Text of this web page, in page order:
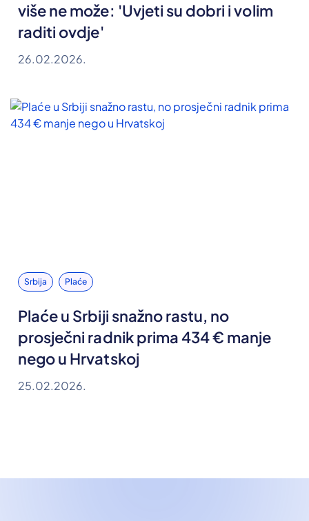
više ne može: 'Uvjeti su dobri i volim
raditi ovdje'
26.02.2026.
Srbija Plaće
Plaće u Srbiji snažno rastu, no
prosječni radnik prima 434 € manje
nego u Hrvatskoj
25.02.2026.